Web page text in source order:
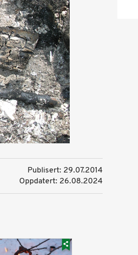
Publisert: 29.07.2014
Oppdatert: 26.08.2024